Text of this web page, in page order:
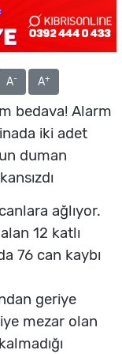
A- A+
bedava! Alarm
iki adet
duman
ağlıyor.
12 katlı
76 can kaybı
geriye
mezar olan